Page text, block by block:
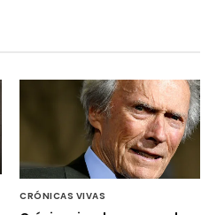
CRÓNICAS VIVAS